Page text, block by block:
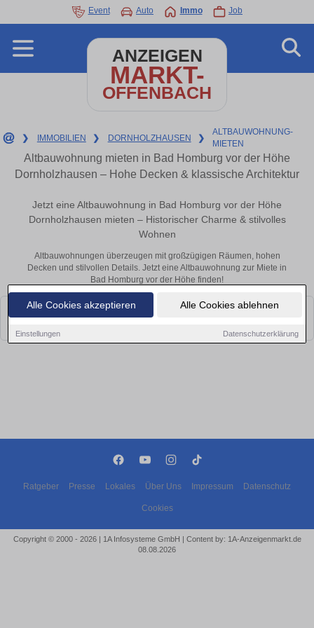
Alle Cookies akzeptieren Alle Cookies ablehnen
Einstellungen Datenschutzerklärung
Event Auto Immo Job
ANZEIGEN
MARKT-
OFFENBACH
❯ IMMOBILIEN ❯ DORNHOLZHAUSEN ❯
ALTBAUWOHNUNG-
MIETEN
Altbauwohnung mieten in Bad Homburg vor der Höhe
Dornholzhausen – Hohe Decken & klassische Architektur
Jetzt eine Altbauwohnung in Bad Homburg vor der Höhe
Dornholzhausen mieten – Historischer Charme & stilvolles
Wohnen
Altbauwohnungen überzeugen mit großzügigen Räumen, hohen
Decken und stilvollen Details. Jetzt eine Altbauwohnung zur Miete in
Bad Homburg vor der Höhe finden!
Leider konnten wir derzeit keine passenden Objekte finden. Schauen Sie
Ratgeber Presse Lokales Über Uns Impressum Datenschutz
Cookies
Copyright © 2000 - 2026 | 1A Infosysteme GmbH | Content by: 1A-Anzeigenmarkt.de
08.08.2026